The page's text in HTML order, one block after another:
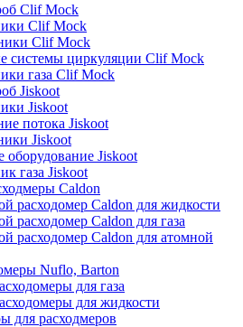
Clif Mock
Clif Mock
Clif Mock
системы циркуляции Clif Mock
газа Clif Mock
Jiskoot
Jiskoot
потока Jiskoot
Jiskoot
оборудование Jiskoot
газа Jiskoot
Caldon
расходомер Caldon для жидкости
расходомер Caldon для газа
расходомер Caldon для атомной
Nuflo, Barton
для газа
для жидкости
для расходмеров